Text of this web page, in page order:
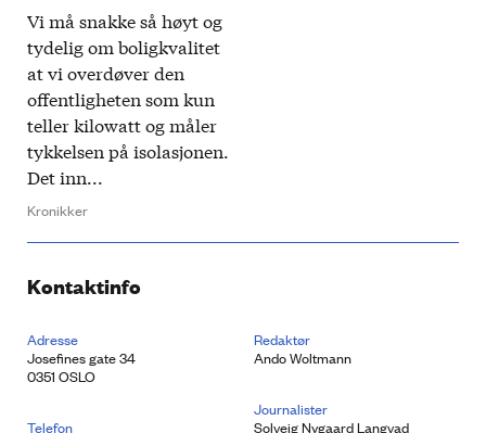
Vi må snakke så høyt og
tydelig om boligkvalitet
at vi overdøver den
offentligheten som kun
teller kilowatt og måler
tykkelsen på isolasjonen.
Det inn...
Kronikker
Kontaktinfo
Adresse
Josefines gate 34
0351 OSLO
Telefon
Redaktør
Ando Woltmann
Journalister
Solveig Nygaard Langvad